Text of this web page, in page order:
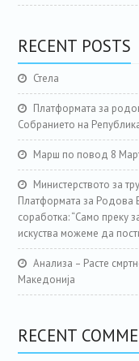
RECENT POSTS
Стела
Платформата за
Собранието на
Марш по повод 8
Министерството за
Платформата за Родова
соработка: “Само преку
искуства можеме да
Анализа – Расте
Македонија
RECENT